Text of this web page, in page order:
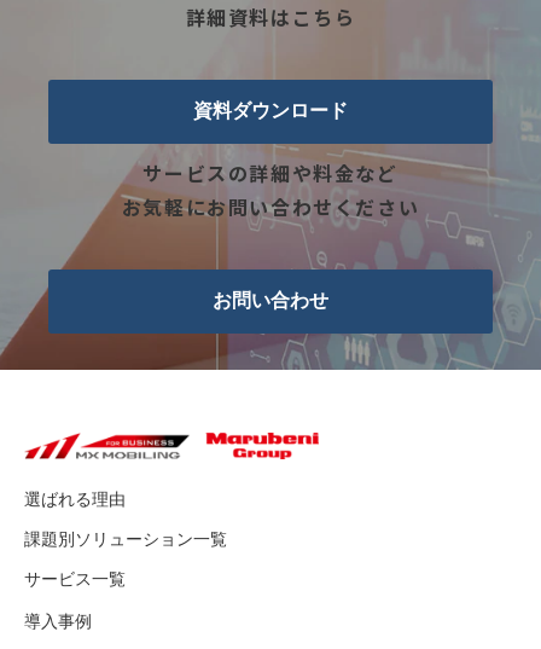
詳細資料はこちら
資料ダウンロード
サービスの詳細や料金など
お気軽にお問い合わせください
お問い合わせ
選ばれる理由
課題別ソリューション一覧
サービス一覧
導入事例